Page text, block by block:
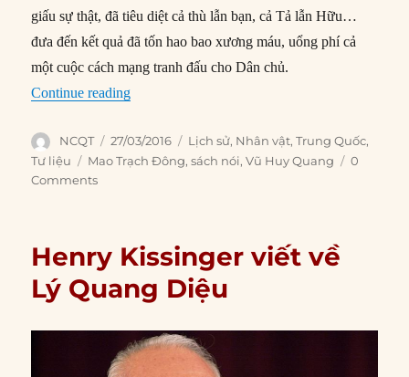
giấu sự thật, đã tiêu diệt cả thù lẫn bạn, cả Tả lẫn Hữu…
đưa đến kết quả đã tốn hao bao xương máu, uổng phí cả
một cuộc cách mạng tranh đấu cho Dân chủ.
Continue reading“Đánh giá cuộc đời chính trị Mao Trạch Đông
Author
NCQT
Posted
on
27/03/2016 Categories
Lịch sử, Nhân vật,Trung Quốc,
Tư liệu
Tags
Mao Trạch Đông,sách nói,Vũ Huy Quang
0
Comments
Henry Kissinger viết về
Lý Quang Diệu